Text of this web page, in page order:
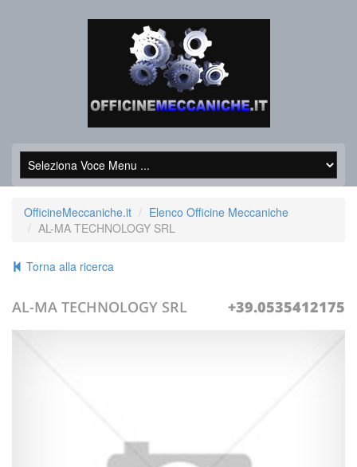
OfficineMeccaniche.it
Elenco Officine Meccaniche
AL-MA TECHNOLOGY SRL
Torna alla ricerca
AL-MA TECHNOLOGY SRL +39.0535412175